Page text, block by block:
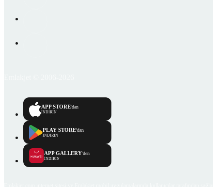
APP STORE'dan
İNDİRİN
PLAY STORE'dan
İNDİRİN
APP GALLERY'den
İNDİRİN